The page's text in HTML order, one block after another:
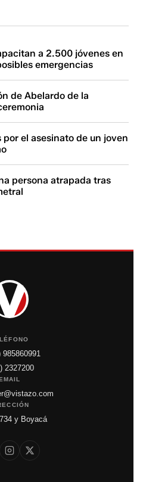
a 2.500 jóvenes en
emergencias
de Abelardo de la
el asesinato de un joven
persona atrapada tras
985860991
2327200
EMAIL
y Boyacá